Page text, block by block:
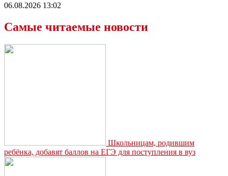
06.08.2026 13:02
Самые читаемые новости
Школьницам, родившим
ребёнка, добавят баллов на ЕГЭ для поступления в вуз